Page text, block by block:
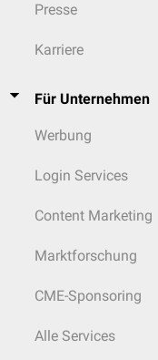
Presse
Karriere
Für Unternehmen
Werbung
Login Services
Content Marketing
Marktforschung
CME-Sponsoring
Alle Services